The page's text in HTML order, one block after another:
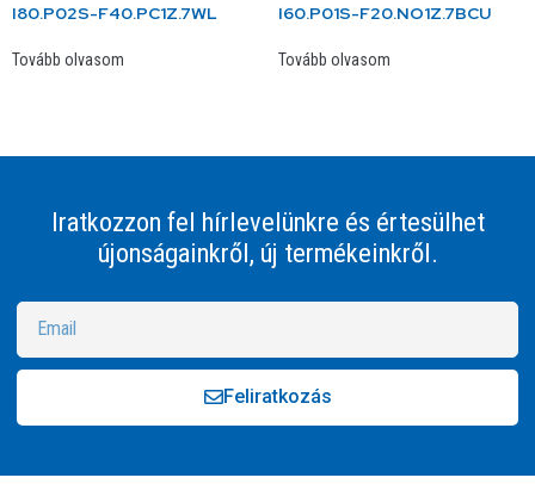
I80.P02S-F40.PC1Z.7WL
Tovább olvasom
I60.P01S-F20.NO1Z.7BCU
Tovább olvasom
Iratkozzon fel hírlevelünkre és értesülhet
újonságainkről, új termékeinkről.
Feliratkozás